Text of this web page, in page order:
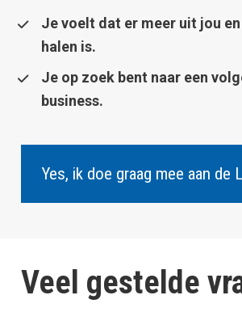
Je voelt dat er meer uit jou
halen is.
Je op zoek bent naar een
business.
Yes, ik doe graag mee aan de
Veel gestelde